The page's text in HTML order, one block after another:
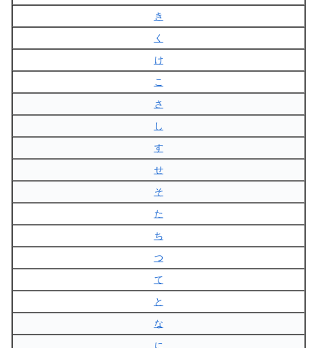
き
く
け
こ
さ
し
す
せ
そ
た
ち
つ
て
と
な
に